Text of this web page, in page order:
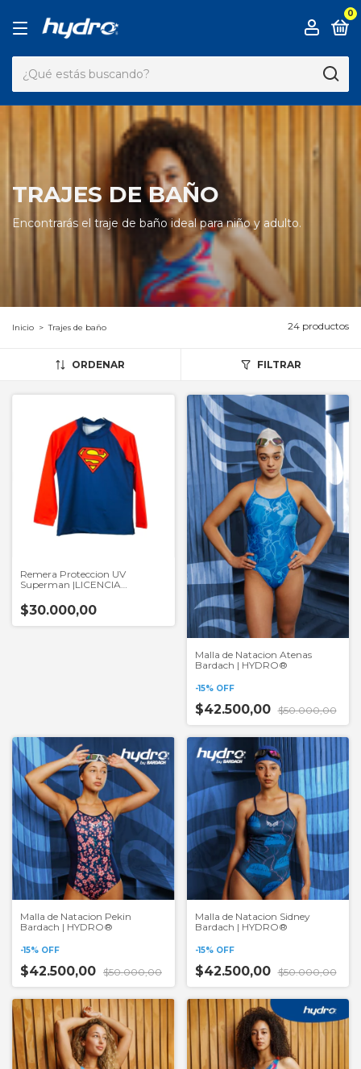
0
TRAJES DE BAÑO
Encontrarás el traje de baño ideal para niño y adulto.
Inicio > Trajes de baño 24 productos
ORDENAR FILTRAR
Remera Proteccion UV
Superman |LICENCIA
$30.000,00
Malla de Natacion Atenas
Bardach | HYDRO®
-15% OFF
$42.500,00 $50.000,00
Malla de Natacion Pekin
Bardach | HYDRO®
-15% OFF
$42.500,00 $50.000,00
Malla de Natacion Sidney
Bardach | HYDRO®
-15% OFF
$42.500,00 $50.000,00